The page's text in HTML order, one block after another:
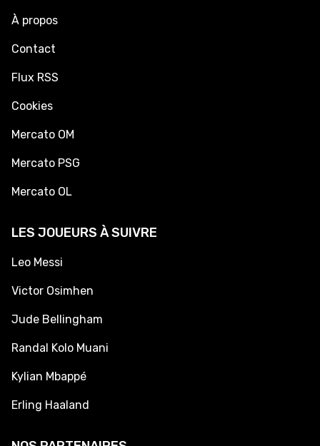
À propos
Contact
Flux RSS
Cookies
Mercato OM
Mercato PSG
Mercato OL
LES JOUEURS À SUIVRE
Leo Messi
Victor Osimhen
Jude Bellingham
Randal Kolo Muani
Kylian Mbappé
Erling Haaland